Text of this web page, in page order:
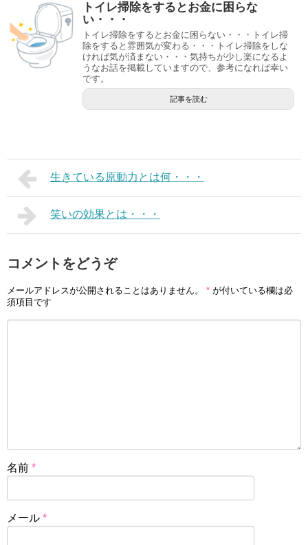
トイレ掃除をするとお金に困らな
い・・・
トイレ掃除をするとお金に困らない・・・トイレ掃
除をすると雰囲気が変わる・・・トイレ掃除をしな
ければ気が済まない・・・気持ちが少し楽になるよ
うなお話を掲載していますので、参考になれば幸い
です。
記事を読む
生きている原動力とは何・・・
笑いの効果とは・・・
コメントをどうぞ
メールアドレスが公開されることはありません。 * が付いている欄は必
須項目です
名前 *
メール *